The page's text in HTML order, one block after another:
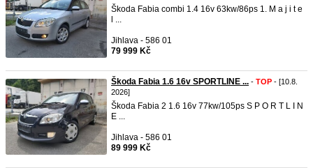
Škoda Fabia combi 1.4 16v 63kw/86ps 1. M a j i t e
l ...
Jihlava - 586 01
79 999 Kč
Škoda Fabia 1.6 16v SPORTLINE ... - TOP - [10.8.
2026]
Škoda Fabia 2 1.6 16v 77kw/105ps S P O R T L I N
E ...
Jihlava - 586 01
89 999 Kč